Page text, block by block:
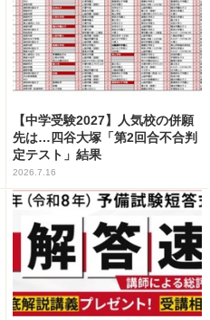
【中学受験2027】人気校の併願
先は…四谷大塚「第2回合不合判
定テスト」結果
2026.7.16